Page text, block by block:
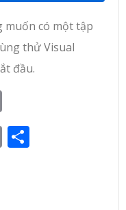
muốn có một tập
thử Visual
đầu.
mail
Email